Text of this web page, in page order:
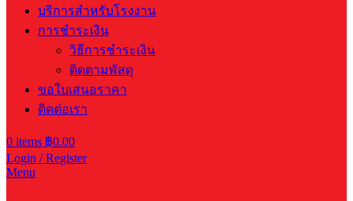
บริการสำหรับโรงงาน
การชำระเงิน
วิธีการชำระเงิน
ติดตามพัสดุ
ขอใบเสนอราคา
ติดต่อเรา
0 items ฿0.00
Login / Register
Menu